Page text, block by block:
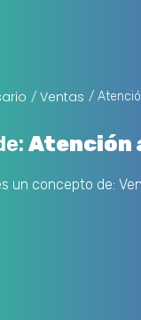
/ Ventas /
Atención
un concepto de: